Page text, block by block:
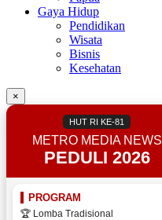
Gaya Hidup
Pendidikan
Wisata
Bisnis
Kesehatan
×
HUT RI KE-81
METRO MEDIA NEWS
PEDULI 2026
PROGRAM
🏆 Lomba Tradisional